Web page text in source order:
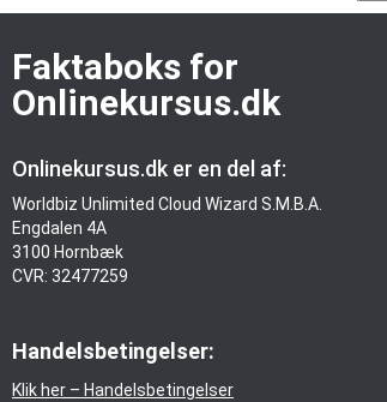
Faktaboks for
Onlinekursus.dk
Onlinekursus.dk er en del af:
Worldbiz Unlimited Cloud Wizard S.M.B.A.
Engdalen 4A
3100 Hornbæk
CVR: 32477259
Handelsbetingelser:
Klik her – Handelsbetingelser